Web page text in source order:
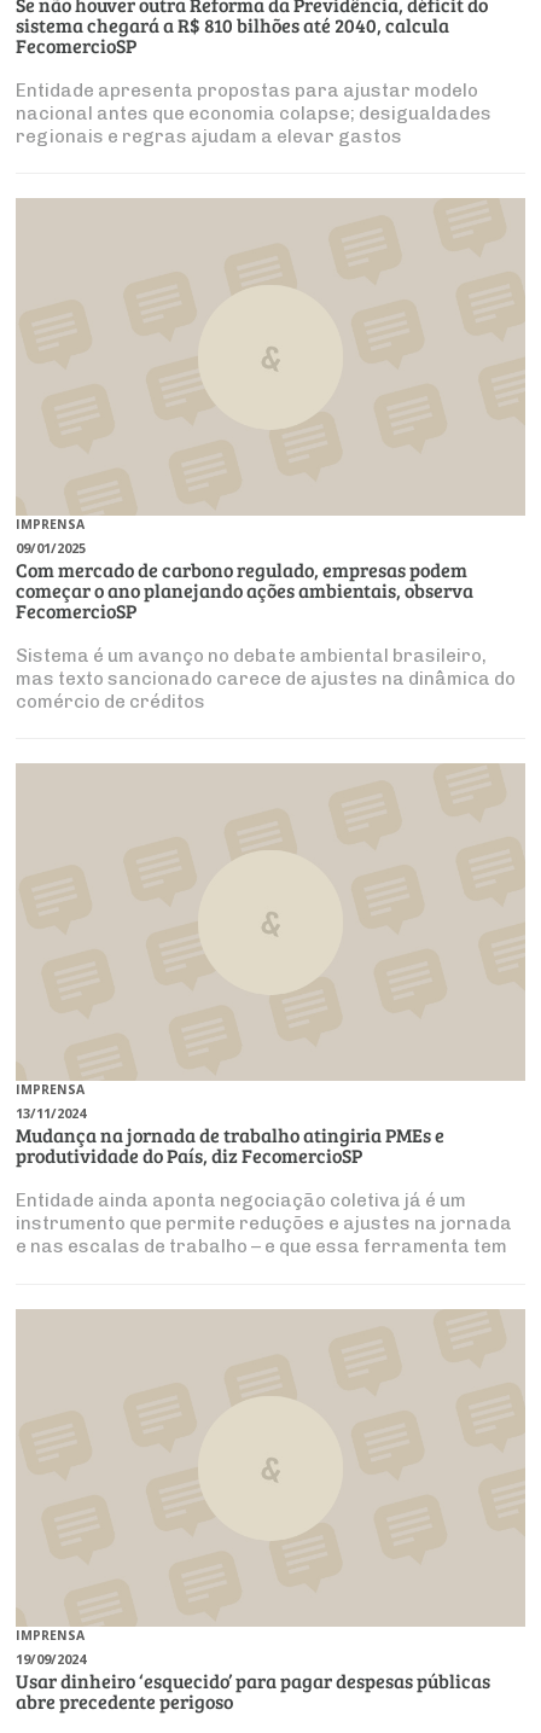
sistema chegará a R$ 810 bilhões até 2040, calcula
FecomercioSP
Entidade apresenta propostas para ajustar modelo
nacional antes que economia colapse; desigualdades
regionais e regras ajudam a elevar gastos
IMPRENSA
09/01/2025
Com mercado de carbono regulado, empresas podem
começar o ano planejando ações ambientais, observa
FecomercioSP
Sistema é um avanço no debate ambiental brasileiro,
mas texto sancionado carece de ajustes na dinâmica do
comércio de créditos
IMPRENSA
13/11/2024
Mudança na jornada de trabalho atingiria PMEs e
produtividade do País, diz FecomercioSP
Entidade ainda aponta negociação coletiva já é um
instrumento que permite reduções e ajustes na jornada
e nas escalas de trabalho – e que essa ferramenta tem
IMPRENSA
19/09/2024
Usar dinheiro ‘esquecido’ para pagar despesas públicas
abre precedente perigoso